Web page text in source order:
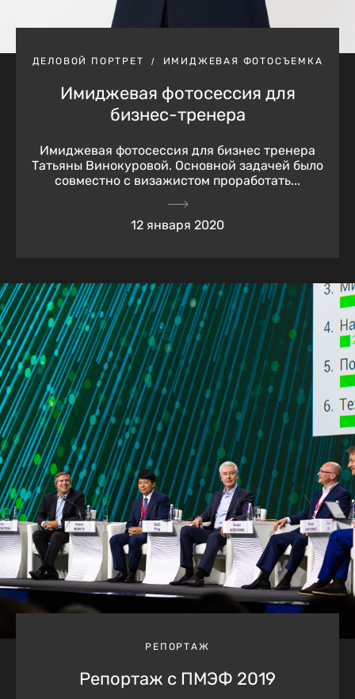
ДЕЛОВОЙ ПОРТРЕТ ИМИДЖЕВАЯ ФОТОСЪЕМКА
Имиджевая фотосессия для
бизнес-тренера
Имиджевая фотосессия для бизнес тренера
Татьяны Винокуровой. Основной задачей было
совместно с визажистом проработать...
12 января 2020
РЕПОРТАЖ
Репортаж с ПМЭФ 2019